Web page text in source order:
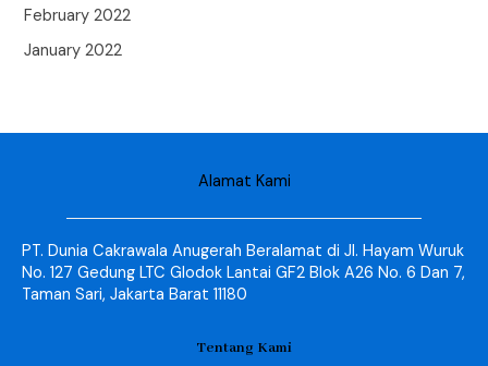
February 2022
January 2022
Alamat Kami
PT. Dunia Cakrawala Anugerah Beralamat di Jl. Hayam Wuruk
No. 127 Gedung LTC Glodok Lantai GF2 Blok A26 No. 6 Dan 7,
Taman Sari, Jakarta Barat 11180
Tentang Kami